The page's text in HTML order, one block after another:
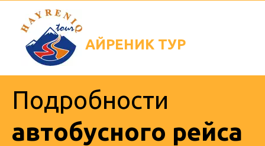
АЙРЕНИК ТУР
Подробности
автобусного рейса